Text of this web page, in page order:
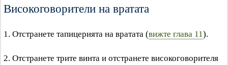
Високоговорители на вратата
1. Отстранете тапицерията на вратата (вижте глава 11).
2. Отстранете трите винта и отстранете високоговорителя